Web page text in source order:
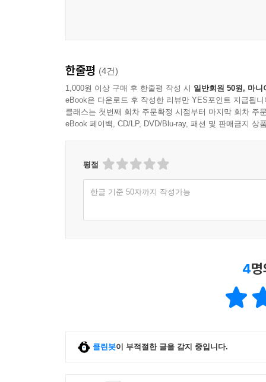
한줄평 (4건)
1,000원 이상 구매 후 한줄평 작성 시 일반회원 50원, 마니
eBook은 다운로드 후 작성한 리뷰만 YES포인트 지급됩니
클래스는 첫번째 회차 주문확정 시점부터 마지막 회차 주
eBook 페이백, CD/LP, DVD/Blu-ray, 패션 및 판매금지 상
평점
한글 기준 50자까지 작성가능
4
클린봇이 부적절한 글을 감지 중입니다.